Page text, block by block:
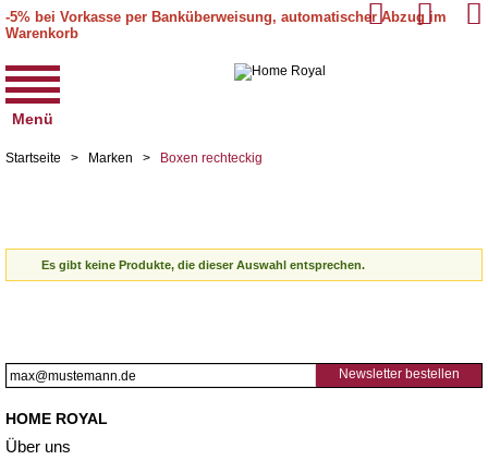
-5% bei Vorkasse per Banküberweisung, automatischer Abzug im
Warenkorb
Menü
Startseite > Marken > Boxen rechteckig
Es gibt keine Produkte, die dieser Auswahl entsprechen.
Newsletter bestellen
HOME ROYAL
Über uns